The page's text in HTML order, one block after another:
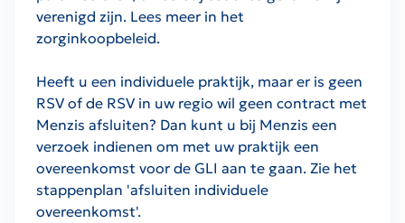
verenigd zijn. Lees meer in het
zorginkoopbeleid.
Heeft u een individuele praktijk, maar er is geen
RSV of de RSV in uw regio wil geen contract met
Menzis afsluiten? Dan kunt u bij Menzis een
verzoek indienen om met uw praktijk een
overeenkomst voor de GLI aan te gaan. Zie het
stappenplan 'afsluiten individuele
overeenkomst'.